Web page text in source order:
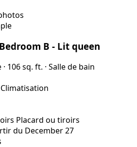
B - Lit queen
· 106 sq. ft. · Salle de bain
Climatisation
Placard ou tiroirs
du December 27